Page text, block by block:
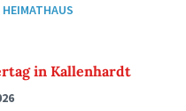
HEIMATHAUS
in Kallenhardt